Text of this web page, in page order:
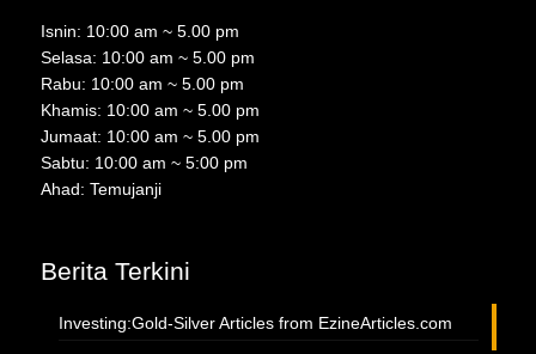
Isnin: 10:00 am ~ 5.00 pm
Selasa: 10:00 am ~ 5.00 pm
Rabu: 10:00 am ~ 5.00 pm
Khamis: 10:00 am ~ 5.00 pm
Jumaat: 10:00 am ~ 5.00 pm
Sabtu: 10:00 am ~ 5:00 pm
Ahad: Temujanji
Berita Terkini
Investing:Gold-Silver Articles from EzineArticles.com